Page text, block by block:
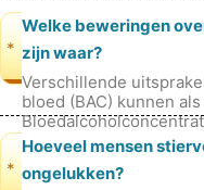
*
Welke beweringen
zijn waar?
Verschillende
bloed (BAC) kunnen
verwijst naar de
*
Hoeveel mensen
ongelukken?